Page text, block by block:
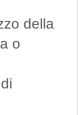
della
o